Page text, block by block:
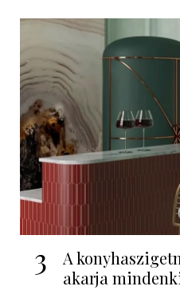
3
A
akarja